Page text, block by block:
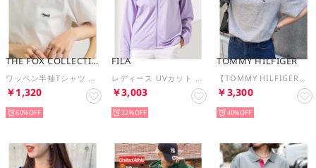
THE FOX COLLECTION
ワッペン半袖Tシャツ （ホワイト）
￥1,320
60%
FILA
レディース UVカット ジップアップ ラッシュガード 日よけ 日焼け対策 325671 （ラベンダー）
￥3,003
22%
TOMMY HILFIGER
【TOMMY HILFIGER】トミーヒルフィガー / トップス 半袖 Tシャツ ビッグシルエット クルーネック ワンポイント 無地 ロゴ コットン100%
￥3,300
40%